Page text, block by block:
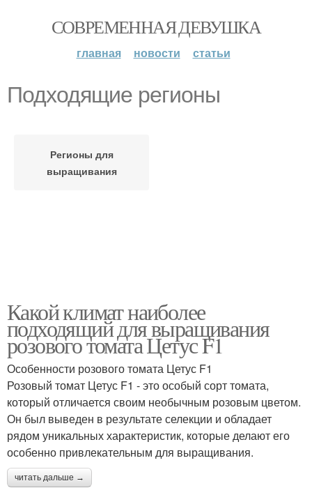
СОВРЕМЕННАЯ ДЕВУШКА
главная новости статьи
Подходящие регионы
Регионы для
выращивания
Какой климат наиболее
подходящий для выращивания
розового томата Цетус F1
Особенности розового томата Цетус F1
Розовый томат Цетус F1 - это особый сорт томата,
который отличается своим необычным розовым цветом.
Он был выведен в результате селекции и обладает
рядом уникальных характеристик, которые делают его
особенно привлекательным для выращивания.
читать дальше →